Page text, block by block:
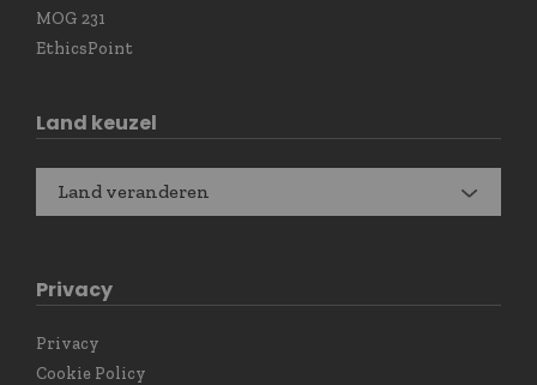
MOG 231
EthicsPoint
Land keuzel
Land veranderen
Privacy
Privacy
Cookie Policy